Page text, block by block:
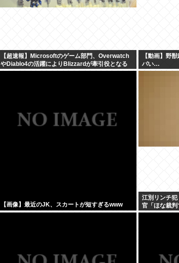
【超速報】Microsoftのゲーム部門、Overwatch
やDiablo4の活躍によりBlizzardが牽引役となる
【動画】野
バい…
【画像】最近のJK、スカートが短すぎるwww
江別リンチ犯
官「ほな裁
いな」